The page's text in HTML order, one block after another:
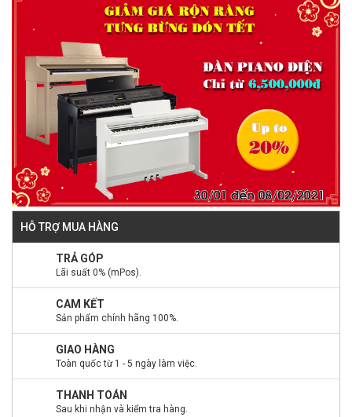
HỖ TRỢ MUA HÀNG
TRẢ GÓP
Lãi suất 0% (mPos).
CAM KẾT
Sản phẩm chính hãng 100%.
GIAO HÀNG
Toàn quốc từ 1 - 5 ngày làm việc.
THANH TOÁN
Sau khi nhận và kiểm tra hàng.